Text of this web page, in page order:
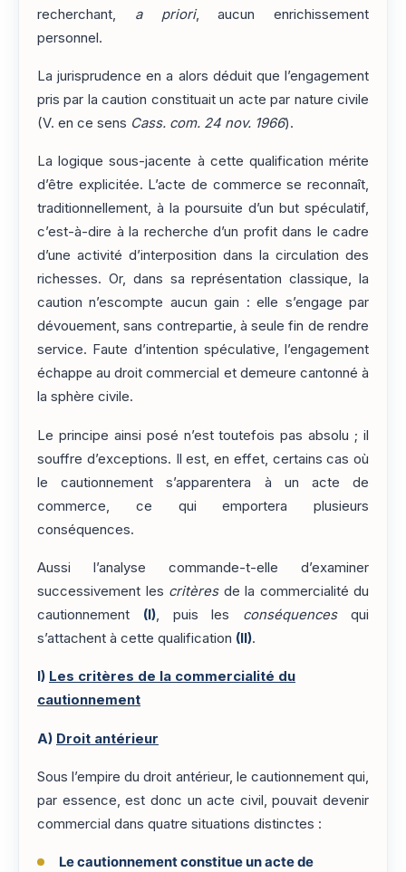
recherchant, a priori, aucun enrichissement
personnel.
La jurisprudence en a alors déduit que l’engagement
pris par la caution constituait un acte par nature civile
(V. en ce sens Cass. com. 24 nov. 1966).
La logique sous-jacente à cette qualification mérite
d’être explicitée. L’acte de commerce se reconnaît,
traditionnellement, à la poursuite d’un but spéculatif,
c’est-à-dire à la recherche d’un profit dans le cadre
d’une activité d’interposition dans la circulation des
richesses. Or, dans sa représentation classique, la
caution n’escompte aucun gain : elle s’engage par
dévouement, sans contrepartie, à seule fin de rendre
service. Faute d’intention spéculative, l’engagement
échappe au droit commercial et demeure cantonné à
la sphère civile.
Le principe ainsi posé n’est toutefois pas absolu ; il
souffre d’exceptions. Il est, en effet, certains cas où
le cautionnement s’apparentera à un acte de
commerce, ce qui emportera plusieurs
conséquences.
Aussi l’analyse commande-t-elle d’examiner
successivement les critèresde la commercialité du
cautionnement (I), puis les conséquencesqui
s’attachent à cette qualification (II).
I) Les critères de la commercialité du
cautionnement
A) Droit antérieur
Sous l’empire du droit antérieur, le cautionnement qui,
par essence, est donc un acte civil, pouvait devenir
commercial dans quatre situations distinctes :
Le cautionnement constitue un acte de